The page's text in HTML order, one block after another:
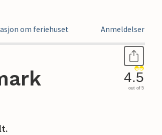
om feriehuset Anmeldelser
4.5
out of 5